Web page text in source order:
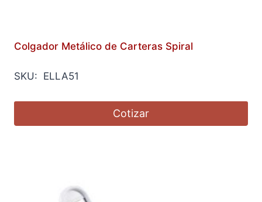
Colgador Metálico de Carteras Spiral
SKU: ELLA51
Cotizar